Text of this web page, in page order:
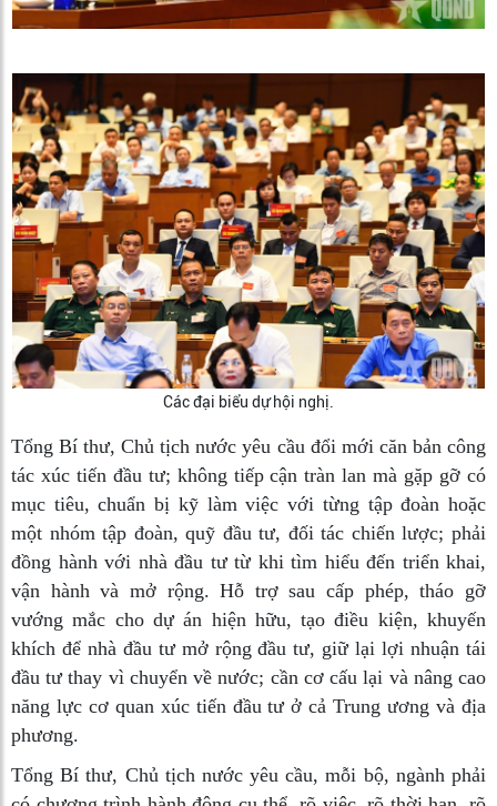
Các đại biểu dự hội nghị.
Tổng Bí thư, Chủ tịch nước yêu cầu đổi mới căn bản công
tác xúc tiến đầu tư; không tiếp cận tràn lan mà gặp gỡ có
mục tiêu, chuẩn bị kỹ làm việc với từng tập đoàn hoặc
một nhóm tập đoàn, quỹ đầu tư, đối tác chiến lược; phải
đồng hành với nhà đầu tư từ khi tìm hiểu đến triển khai,
vận hành và mở rộng. Hỗ trợ sau cấp phép, tháo gỡ
vướng mắc cho dự án hiện hữu, tạo điều kiện, khuyến
khích để nhà đầu tư mở rộng đầu tư, giữ lại lợi nhuận tái
đầu tư thay vì chuyển về nước; cần cơ cấu lại và nâng cao
năng lực cơ quan xúc tiến đầu tư ở cả Trung ương và địa
phương.
Tổng Bí thư, Chủ tịch nước yêu cầu, mỗi bộ, ngành phải